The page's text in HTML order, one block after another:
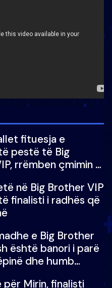
fituesja e
pestë të Big
rrëmben çmimin e
në Big Brother VIP
finalisti i radhës që
e Big Brother
është banori i parë
dhe humb
për Mirin, finalisti